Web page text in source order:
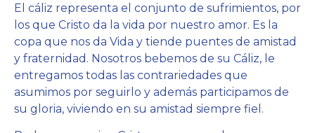
El cáliz representa el conjunto de sufrimientos, por
los que Cristo da la vida por nuestro amor. Es la
copa que nos da Vida y tiende puentes de amistad
y fraternidad. Nosotros bebemos de su Cáliz, le
entregamos todas las contrariedades que
asumimos por seguirlo y además participamos de
su gloria, viviendo en su amistad siempre fiel.